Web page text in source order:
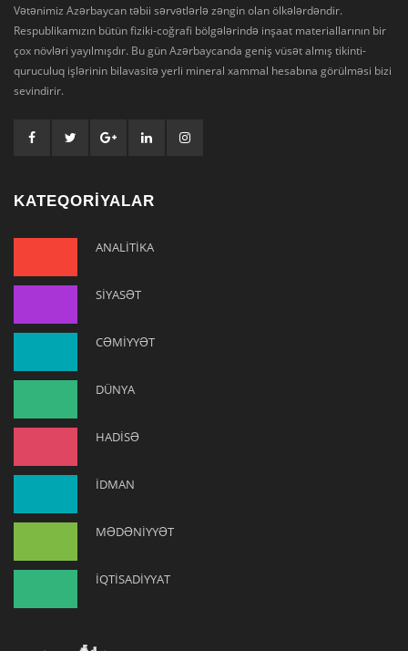
Vətənimiz Azərbaycan təbii sərvətlərlə zəngin olan ölkələrdəndir.
Respublikamızın bütün fiziki-coğrafi bölgələrində inşaat materiallarının bir
çox növləri yayılmışdır. Bu gün Azərbaycanda geniş vüsət almış tikinti-
quruculuq işlərinin bilavasitə yerli mineral xammal hesabına görülməsi bizi
sevindirir.
KATEQORİYALAR
ANALİTİKA
SİYASƏT
CƏMİYYƏT
DÜNYA
HADİSƏ
İDMAN
MƏDƏNİYYƏT
İQTİSADİYYAT